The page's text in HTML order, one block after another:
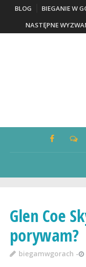
BLOG BIEGANIE W
NASTĘPNE
Glen Coe
porywam?
biegamwgorach